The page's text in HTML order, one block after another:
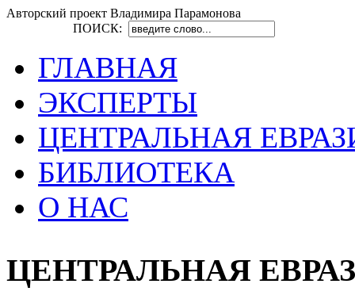
Авторский проект Владимира Парамонова
ПОИСК:
ГЛАВНАЯ
ЭКСПЕРТЫ
ЦЕНТРАЛЬНАЯ
БИБЛИОТЕКА
О НАС
ЦЕНТРАЛЬНАЯ